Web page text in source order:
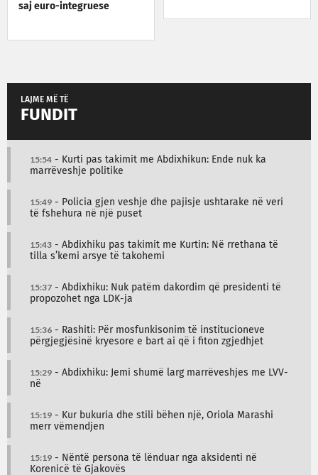
saj euro-integruese
LAJME MË TË
FUNDIT
15:54 - Kurti pas takimit me Abdixhikun: Ende nuk ka
marrëveshje politike
15:49 - Policia gjen veshje dhe pajisje ushtarake në veri
të fshehura në një puset
15:43 - Abdixhiku pas takimit me Kurtin: Në rrethana të
tilla s’kemi arsye të takohemi
15:37 - Abdixhiku: Nuk patëm dakordim që presidenti të
propozohet nga LDK-ja
15:36 - Rashiti: Për mosfunkisonim të institucioneve
përgjegjësinë kryesore e bart ai që i fiton zgjedhjet
15:29 - Abdixhiku: Jemi shumë larg marrëveshjes me LVV-
në
15:19 - Kur bukuria dhe stili bëhen një, Oriola Marashi
merr vëmendjen
15:19 - Nëntë persona të lënduar nga aksidenti në
Korenicë të Gjakovës